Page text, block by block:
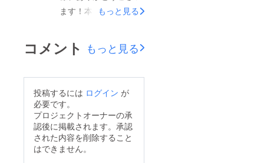
ニューもご提供開始致
しました！リターンに
ラートは少しお時間を
コンポートは11月よ
り、生あまおうは1月
頃よりリターン発送開
始致します！楽しみに
お待ちください！
ます！本日は、来週末
まおうアイスキャン
ディーを製造中です。
もっと見る
コメント もっと見る
投稿するには ログイン が
必要です。
プロジェクトオーナーの承
認後に掲載されます。承認
された内容を削除すること
はできません。